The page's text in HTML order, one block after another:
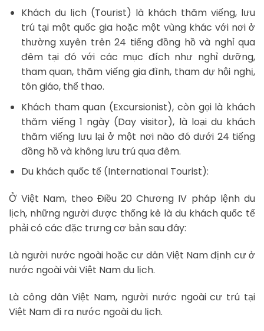
Khách du lịch (Tourist) là khách thăm viếng, lưu
trú tại một quốc gia hoặc một vùng khác với nơi ở
thường xuyên trên 24 tiếng đồng hồ và nghỉ qua
đêm tại đó với các mục đích như nghỉ dưỡng,
tham quan, thăm viếng gia đình, tham dự hội nghị,
tôn giáo, thể thao.
Khách tham quan (Excursionist), còn gọi là khách
thăm viếng 1 ngày (Day visitor), là loại du khách
thăm viếng lưu lại ở một nơi nào đó dưới 24 tiếng
đồng hồ và không lưu trú qua đêm.
Du khách quốc tế (International Tourist):
Ở Việt Nam, theo Điều 20 Chương IV pháp lệnh du
lịch, những người được thống kê là du khách quốc tế
phải có các đặc trưng cơ bản sau đây:
Là người nước ngoài hoặc cư dân Việt Nam định cư ở
nước ngoài vài Việt Nam du lịch.
Là công dân Việt Nam, người nước ngoài cư trú tại
Việt Nam đi ra nước ngoài du lịch.